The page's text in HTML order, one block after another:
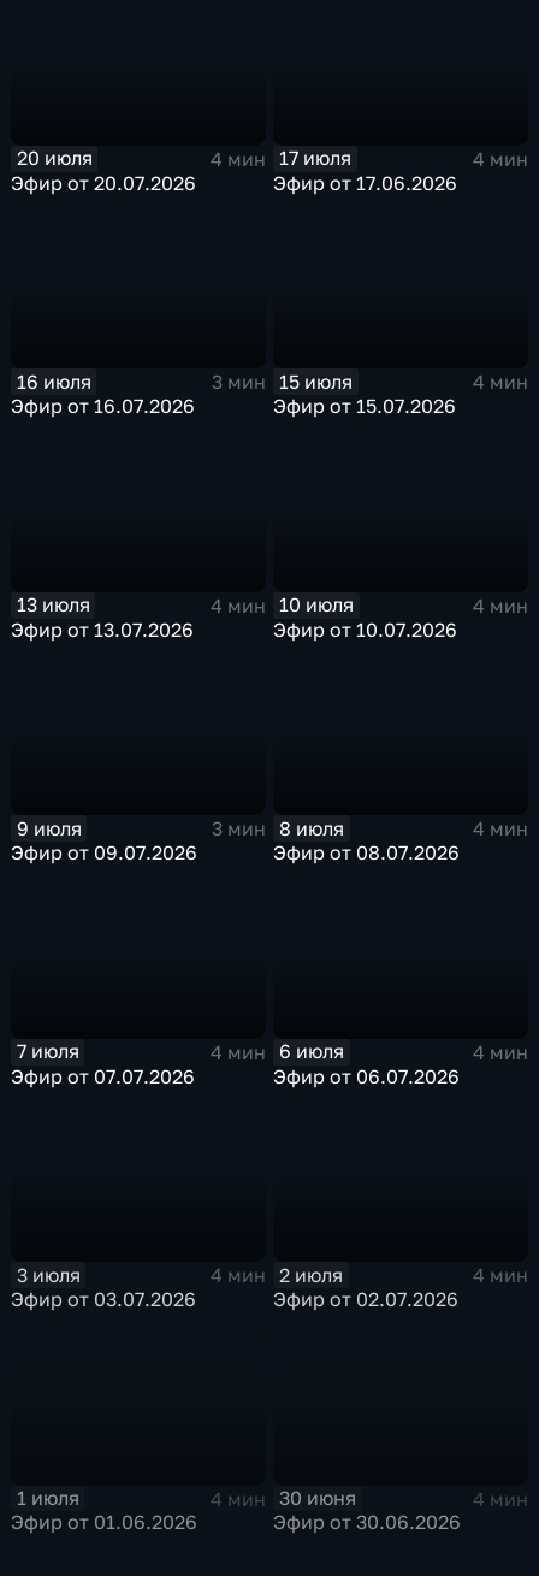
20 июля
4 мин
Эфир от 20.07.2026
17 июля
4 мин
Эфир от 17.06.2026
16 июля
3 мин
Эфир от 16.07.2026
15 июля
4 мин
Эфир от 15.07.2026
13 июля
4 мин
Эфир от 13.07.2026
10 июля
4 мин
Эфир от 10.07.2026
9 июля
3 мин
Эфир от 09.07.2026
8 июля
4 мин
Эфир от 08.07.2026
7 июля
4 мин
Эфир от 07.07.2026
6 июля
4 мин
Эфир от 06.07.2026
3 июля
4 мин
Эфир от 03.07.2026
2 июля
4 мин
Эфир от 02.07.2026
1 июля
4 мин
Эфир от 01.06.2026
30 июня
4 мин
Эфир от 30.06.2026